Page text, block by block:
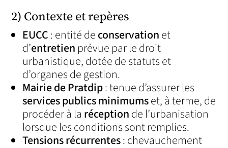
2) Contexte et repères
EUCC: entité deconservationet
d’entretien prévue par le droit
urbanistique, dotée de statuts et
d’organes de gestion.
Mairie de Pratdip: tenue d’assurer les
services publics minimumset, à terme, de
procéder à la réceptionde l’urbanisation
lorsque les conditions sont remplies.
Tensions récurrentes: chevauchement